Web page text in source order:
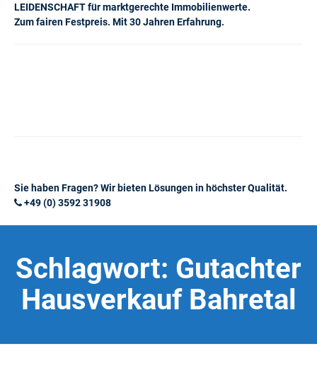
LEIDENSCHAFT für marktgerechte Immobilienwerte.
Zum fairen Festpreis. Mit 30 Jahren Erfahrung.
Sie haben Fragen? Wir bieten Lösungen in höchster Qualität.
+49 (0) 3592 31908
Schlagwort: Gutachter
Hausverkauf Bahretal